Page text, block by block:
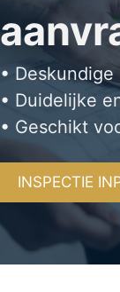
•
• Duidelijke
• Geschikt
INSPECTIE